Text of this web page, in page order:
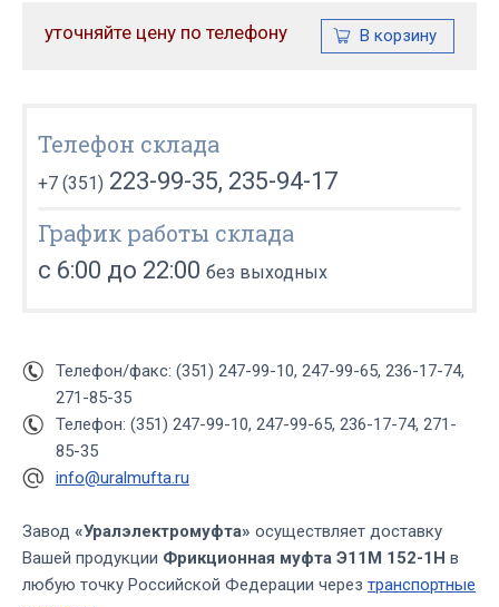
уточняйте цену по телефону
Телефон склада
+7 (351) 223-99-35, 235-94-17
График работы склада
с 6:00 до 22:00 без выходных
Телефон/факс: (351) 247-99-10, 247-99-65, 236-17-74,
271-85-35
Телефон: (351) 247-99-10, 247-99-65, 236-17-74, 271-
85-35
info@uralmufta.ru
Завод «Уралэлектромуфта» осуществляет доставку
Вашей продукции Фрикционная муфта Э11М 152-1Н в
любую точку Российской Федерации через транспортные